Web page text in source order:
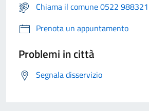
Chiama il comune 0522 988321
Prenota un appuntamento
Problemi in città
Segnala disservizio